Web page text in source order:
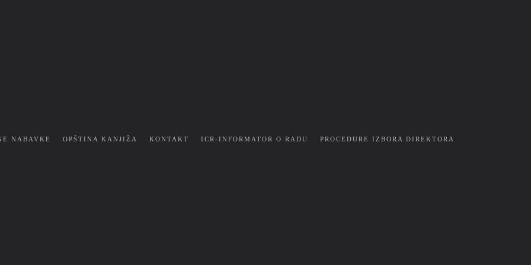
NABAVKE OPŠTINA KANJIŽA KONTAKT ICR-INFORMATOR O RADU PROCEDURE IZBORA DIREKTORA